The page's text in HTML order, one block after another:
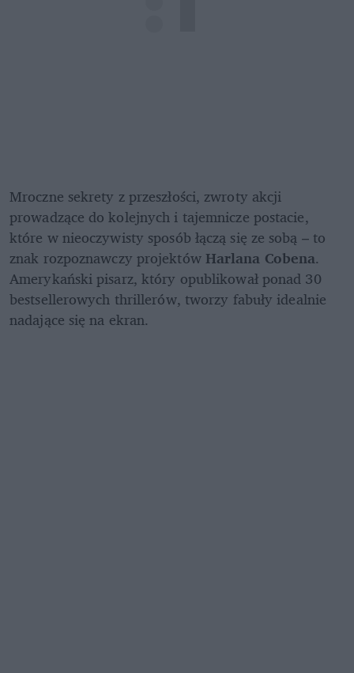
Mroczne sekrety z przeszłości, zwroty akcji
prowadzące do kolejnych i tajemnicze postacie,
które w nieoczywisty sposób łączą się ze sobą – to
znak rozpoznawczy projektów Harlana Cobena.
Amerykański pisarz, który opublikował ponad 30
bestsellerowych thrillerów, tworzy fabuły idealnie
nadające się na ekran.